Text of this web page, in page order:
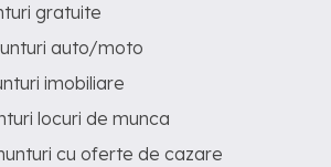
gratuite
auto/moto
imobiliare
locuri de munca
cu oferte de cazare